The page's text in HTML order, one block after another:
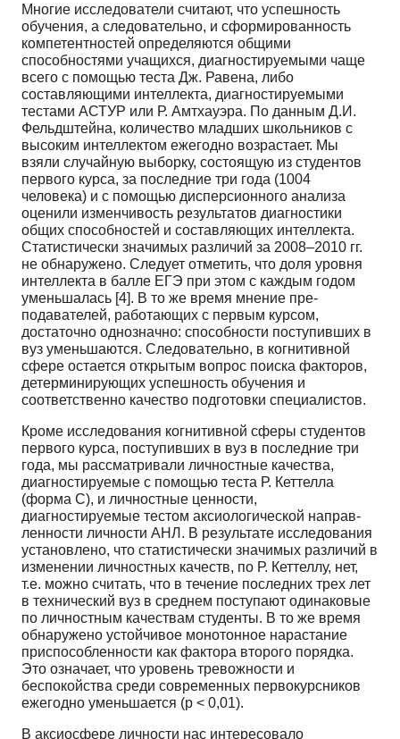
Многие исследователи считают, что успешность
обучения, а следовательно, и сформирован­ность
компетентностей определяются общими
способностями учащихся, диагностируемыми чаще
всего с помощью теста Дж. Равена, либо
составляющими интеллекта, диагностируемыми
тестами АСТУР или Р. Амтхауэра. По данным Д.И.
Фельдштейна, количество младших школьников с
вы­соким интеллектом ежегодно возрастает. Мы
взяли случайную выборку, состоящую из студентов
первого курса, за последние три года (1004
человека) и с помощью дисперсионного анализа
оцени­ли изменчивость результатов диагностики
общих способностей и составляющих интеллекта.
Ста­тистически значимых различий за 2008–2010 гг.
не обнаружено. Следует отметить, что доля уров­ня
интеллекта в балле ЕГЭ при этом с каждым годом
уменьшалась [4]. В то же время мнение пре­
подавателей, работающих с первым курсом,
достаточно однозначно: способности поступивших в
вуз уменьшаются. Следовательно, в когнитивной
сфере остается открытым вопрос поиска факто­ров,
детерминирующих успешность обучения и
соответственно качество подготовки специалистов.
Кроме исследования когнитивной сферы студентов
первого курса, поступивших в вуз в по­следние три
года, мы рассматривали личностные качества,
диагностируемые с помощью теста Р. Кеттелла
(форма С), и личностные ценности,
диагностируемые тестом аксиологической направ­
ленности личности АНЛ. В результате исследования
установлено, что статистически значимых раз­личий в
изменении личностных качеств, по Р. Кеттеллу, нет,
т.е. можно считать, что в течение по­следних трех лет
в технический вуз в среднем поступают одинаковые
по личностным качествам студенты. В то же время
обнаружено устойчивое монотонное нарастание
приспособленности как фактора второго порядка.
Это означает, что уровень тревожности и
беспокойства среди современ­ных первокурсников
ежегодно уменьшается (p < 0,01).
В аксиосфере личности нас интересовало